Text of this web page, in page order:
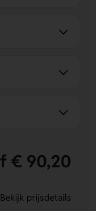
€ 90,20
Bekijk prijsdetails